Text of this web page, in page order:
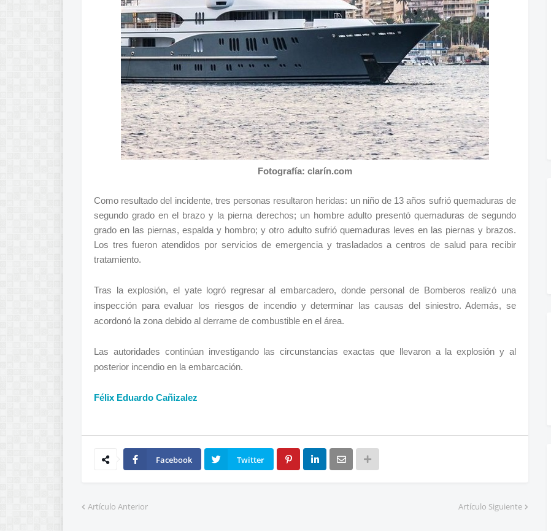
Fotografía: clarín.com
Como resultado del incidente, tres personas resultaron heridas: un niño de 13 años sufrió quemaduras de
segundo grado en el brazo y la pierna derechos; un hombre adulto presentó quemaduras de segundo
grado en las piernas, espalda y hombro; y otro adulto sufrió quemaduras leves en las piernas y brazos.
Los tres fueron atendidos por servicios de emergencia y trasladados a centros de salud para recibir
tratamiento.
Tras la explosión, el yate logró regresar al embarcadero, donde personal de Bomberos realizó una
inspección para evaluar los riesgos de incendio y determinar las causas del siniestro. Además, se
acordonó la zona debido al derrame de combustible en el área.
Las autoridades continúan investigando las circunstancias exactas que llevaron a la explosión y al
posterior incendio en la embarcación.
Félix Eduardo Cañizalez
Facebook Twitter
Artículo Anterior Artículo Siguiente